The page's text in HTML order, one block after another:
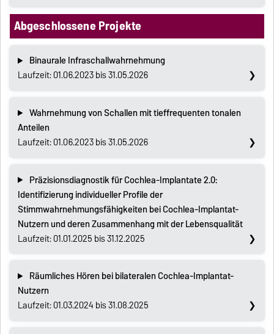
Abgeschlossene Projekte
Binaurale Infraschallwahrnehmung
Laufzeit: 01.06.2023 bis 31.05.2026
Wahrnehmung von Schallen mit tieffrequenten tonalen
Anteilen
Laufzeit: 01.06.2023 bis 31.05.2026
Präzisionsdiagnostik für Cochlea-Implantate 2.0:
Identifizierung individueller Profile der
Stimmwahrnehmungsfähigkeiten bei Cochlea-Implantat-
Nutzern und deren Zusammenhang mit der Lebensqualität
Laufzeit: 01.01.2025 bis 31.12.2025
Räumliches Hören bei bilateralen Cochlea-Implantat-
Nutzern
Laufzeit: 01.03.2024 bis 31.08.2025